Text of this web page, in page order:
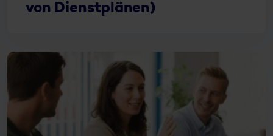
von Dienstplänen)